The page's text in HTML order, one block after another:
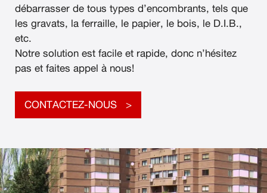
débarrasser de tous types d’encombrants, tels que
les gravats, la ferraille, le papier, le bois, le D.I.B.,
etc.
Notre solution est facile et rapide, donc n’hésitez
pas et faites appel à nous!
CONTACTEZ-NOUS